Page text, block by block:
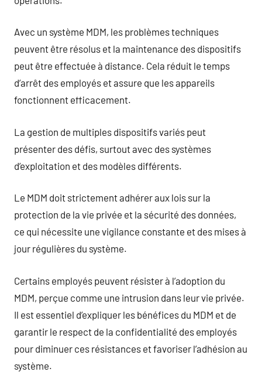
Avec un système MDM, les problèmes techniques
peuvent être résolus et la maintenance des dispositifs
peut être effectuée à distance. Cela réduit le temps
d’arrêt des employés et assure que les appareils
fonctionnent efficacement.
La gestion de multiples dispositifs variés peut
présenter des défis, surtout avec des systèmes
d’exploitation et des modèles différents.
Le MDM doit strictement adhérer aux lois sur la
protection de la vie privée et la sécurité des données,
ce qui nécessite une vigilance constante et des mises à
jour régulières du système.
Certains employés peuvent résister à l’adoption du
MDM, perçue comme une intrusion dans leur vie privée.
Il est essentiel d’expliquer les bénéfices du MDM et de
garantir le respect de la confidentialité des employés
pour diminuer ces résistances et favoriser l’adhésion au
système.